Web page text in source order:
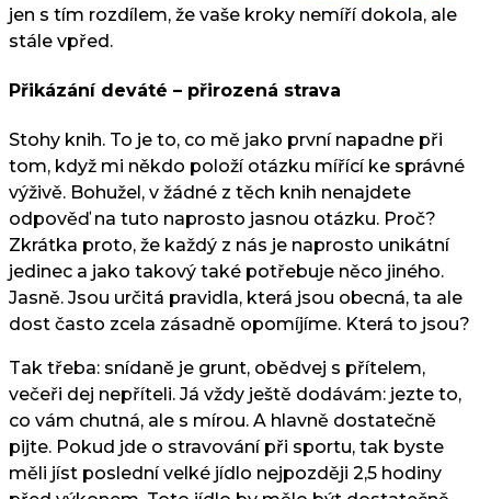
jen s tím rozdílem, že vaše kroky nemíří dokola, ale
stále vpřed.
Přikázání deváté – přirozená strava
Stohy knih. To je to, co mě jako první napadne při
tom, když mi někdo položí otázku mířící ke správné
výživě. Bohužel, v žádné z těch knih nenajdete
odpověď na tuto naprosto jasnou otázku. Proč?
Zkrátka proto, že každý z nás je naprosto unikátní
jedinec a jako takový také potřebuje něco jiného.
Jasně. Jsou určitá pravidla, která jsou obecná, ta ale
dost často zcela zásadně opomíjíme. Která to jsou?
Tak třeba: snídaně je grunt, obědvej s přítelem,
večeři dej nepříteli. Já vždy ještě dodávám: jezte to,
co vám chutná, ale s mírou. A hlavně dostatečně
pijte. Pokud jde o stravování při sportu, tak byste
měli jíst poslední velké jídlo nejpozději 2,5 hodiny